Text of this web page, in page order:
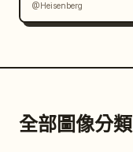
@Heisenberg
全部圖像分類